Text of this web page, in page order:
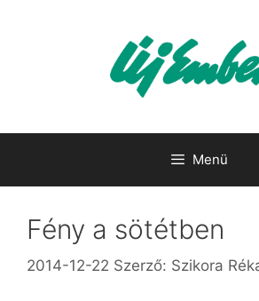
Menü
Fény a sötétben
2014-12-22 Szerző: Szikora